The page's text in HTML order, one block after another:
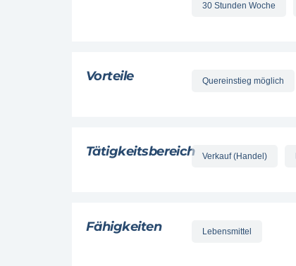
30 Stunden Woche
Vorteile Quereinstieg möglich
Tätigkeitsbereich Verkauf (Handel)
Fähigkeiten Lebensmittel